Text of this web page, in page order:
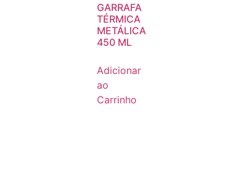
GARRAFA
TÉRMICA
METÁLICA
450 ML
Adicionar
ao
Carrinho